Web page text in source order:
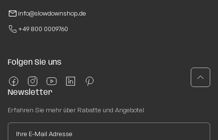
info@slowdownshop.de
+49 800 0009760
Folgen Sie uns
Newsletter
Erfahren Sie mehr über Rabatte und Angebote!